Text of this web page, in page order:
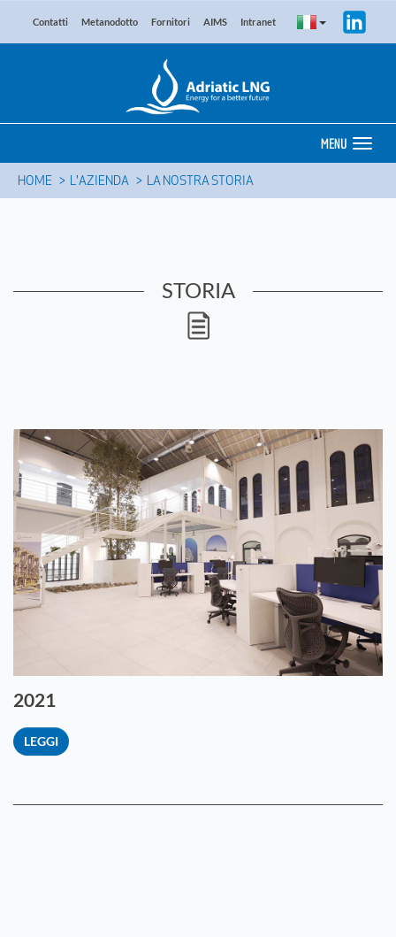
Contatti Metanodotto Fornitori AIMS Intranet
MENU
HOME L'AZIENDA LA NOSTRA STORIA
STORIA
2021
LEGGI